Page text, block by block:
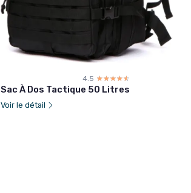
4.5 ☆☆☆☆☆
★★★★★
Sac À Dos Tactique 50 Litres
Voir le détail